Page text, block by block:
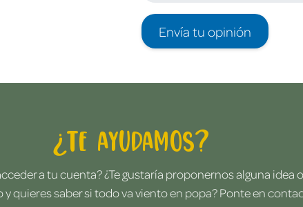
Envía tu opinión
¿Te ayudamos?
a tu cuenta? ¿Te gustaría proponernos alguna idea
y quieres saber si todo va viento en popa? Ponte en